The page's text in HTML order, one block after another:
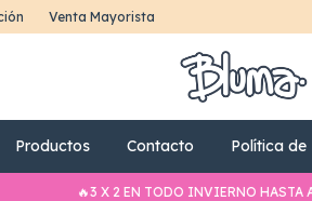
Venta Mayorista
Productos Contacto Política de
🔥3 X 2 EN TODO INVIERNO HASTA